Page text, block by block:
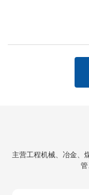
主营工程机械、冶金、
管